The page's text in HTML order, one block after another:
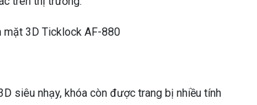
siêu nhạy, khóa còn được trang bị nhiều tính